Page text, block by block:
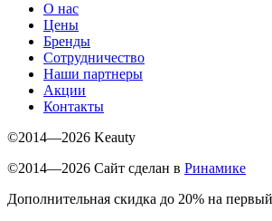
О нас
Цены
Бренды
Сотрудничество
Наши партнеры
Акции
Контакты
©2014—2026 Keauty
©2014—2026 Сайт сделан в Ринамике
Дополнительная скидка до 20% на первый